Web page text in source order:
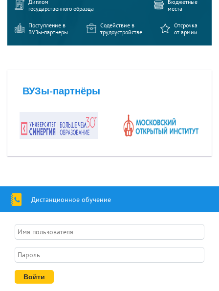
Диплом
государственного образца
Бюджетные
места
Поступление в
ВУЗы-партнеры
Содействие в
трудоустройстве
Отсрочка
от армии
ВУЗы-партнёры
Дистанционное обучение